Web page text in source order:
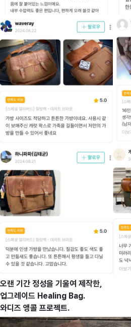
오랜 기간 정성을 기울여 제작한,
업그레이드 Healing Bag.
와디즈 앵콜 프로젝트.